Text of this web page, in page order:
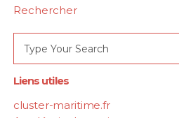
Rechercher
for:
Liens utiles
cluster-maritime.fr